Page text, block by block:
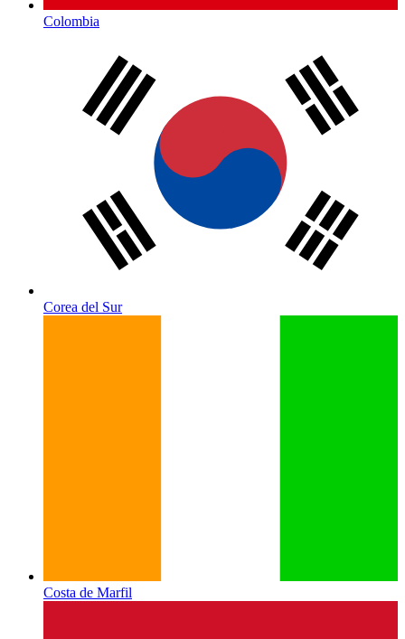
Colombia
Corea del Sur
Costa de Marfil